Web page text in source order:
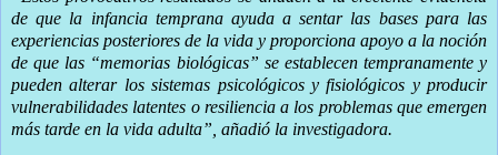
de que la infancia temprana ayuda a sentar las bases para las
experiencias posteriores de la vida y proporciona apoyo a la noción
de que las “memorias biológicas” se establecen tempranamente y
pueden alterar los sistemas psicológicos y fisiológicos y producir
vulnerabilidades latentes o resiliencia a los problemas que emergen
más tarde en la vida adulta”, añadió la investigadora.